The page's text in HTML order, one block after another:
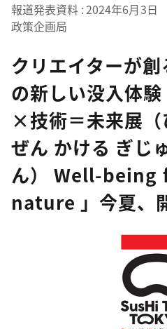
報道発表資料 2024年6月3日
政策企画局
クリエイターが
の新しい没入体
×技術＝未来展（
ぜん かける ぎじ
ん） Well-
nature 」今夏、